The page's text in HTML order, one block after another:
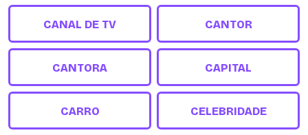
CANAL DE TV CANTOR
CANTORA CAPITAL
CARRO CELEBRIDADE